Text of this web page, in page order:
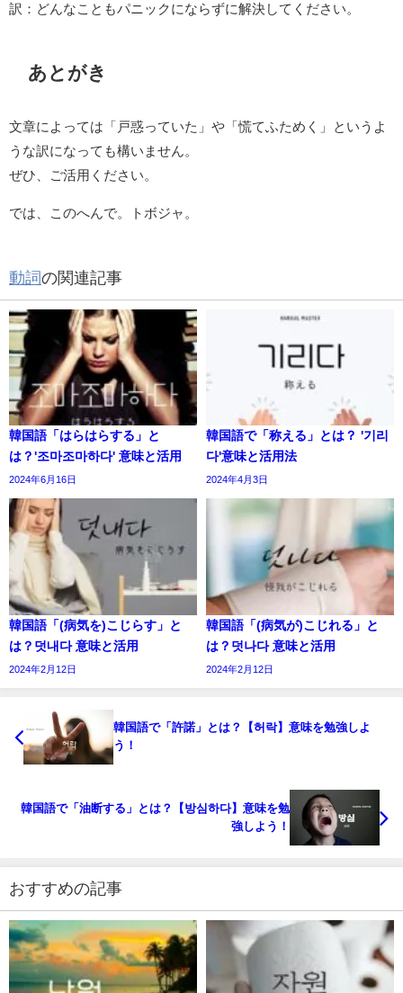
訳：どんなこともパニックにならずに解決してください。
あとがき
文章によっては「戸惑っていた」や「慌てふためく」というよ
うな訳になっても構いません。
ぜひ、ご活用ください。
では、このへんで。トボジャ。
動詞の関連記事
韓国語「はらはらする」と
は？'조마조마하다' 意味と活用
2024年6月16日
韓国語で「称える」とは？ '기리
다'意味と活用法
2024年4月3日
韓国語「(病気を)こじらす」と
は？덧내다 意味と活用
2024年2月12日
韓国語「(病気が)こじれる」と
は？덧나다 意味と活用
2024年2月12日
韓国語で「許諾」とは？【허락】意味を勉強しよ
う！
韓国語で「油断する」とは？【방심하다】意味を勉
強しよう！
おすすめの記事